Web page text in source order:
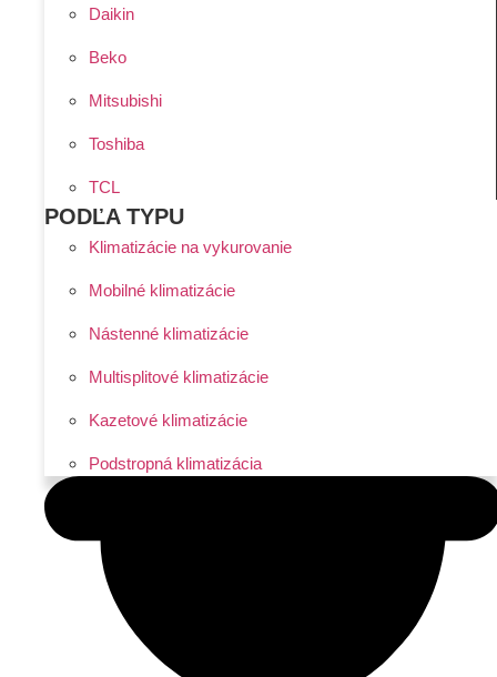
Daikin
Beko
Mitsubishi
Toshiba
TCL
PODĽA TYPU
Klimatizácie na vykurovanie
Mobilné klimatizácie
Nástenné klimatizácie
Multisplitové klimatizácie
Kazetové klimatizácie
Podstropná klimatizácia